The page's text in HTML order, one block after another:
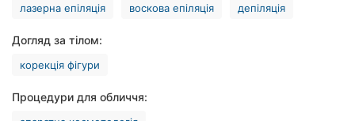
Кропивницький
Київ
лазерна епіляція воскова епіляція депіляція
Догляд за тілом:
корекція фігури
Процедури для обличчя: